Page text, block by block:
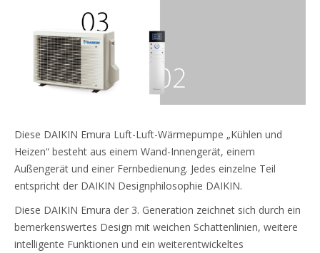
Diese DAIKIN Emura Luft-Luft-Wärmepumpe „Kühlen und
Heizen“ besteht aus einem Wand-Innengerät, einem
Außengerät und einer Fernbedienung. Jedes einzelne Teil
entspricht der DAIKIN Designphilosophie DAIKIN.
Diese DAIKIN Emura der 3. Generation zeichnet sich durch ein
bemerkenswertes Design mit weichen Schattenlinien, weitere
intelligente Funktionen und ein weiterentwickeltes